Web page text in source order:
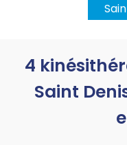
4
Saint